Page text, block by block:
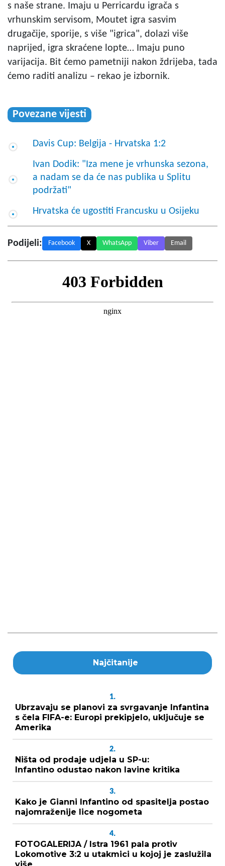
s naše strane. Imaju u Perricardu igrača s
vrhunskim servisom, Moutet igra sasvim
drugačije, sporije, s više "igrica", dolazi više
naprijed, igra skraćene lopte… Imaju puno
varijacija. Bit ćemo pametniji nakon ždrijeba, tada
ćemo raditi analizu – rekao je izbornik.
Povezane vijesti
Davis Cup: Belgija - Hrvatska 1:2
Ivan Dodik: "Iza mene je vrhunska sezona,
a nadam se da će nas publika u Splitu
podržati"
Hrvatska će ugostiti Francusku u Osijeku
Podijeli: Facebook X WhatsApp Viber Email
Najčitanije
1.
Ubrzavaju se planovi za svrgavanje Infantina
s čela FIFA-e: Europi prekipjelo, uključuje se
Amerika
2.
Ništa od prodaje udjela u SP-u:
Infantino odustao nakon lavine kritika
3.
Kako je Gianni Infantino od spasitelja postao
najomraženije lice nogometa
4.
FOTOGALERIJA / Istra 1961 pala protiv
Lokomotive 3:2 u utakmici u kojoj je zaslužila